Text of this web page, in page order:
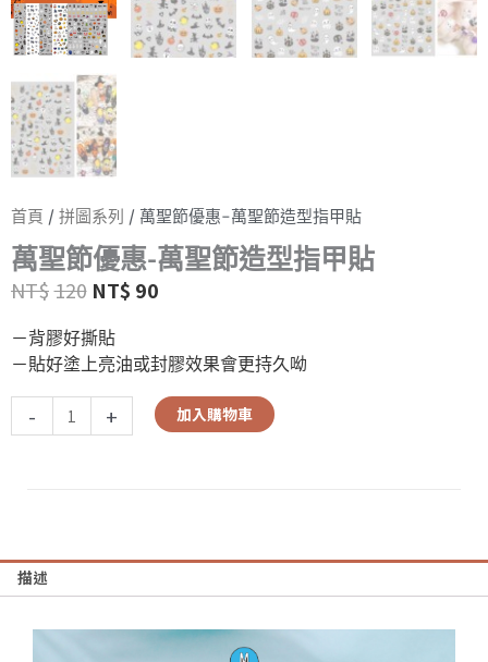
首頁 / 拼圖系列 / 萬聖節優惠-萬聖節造型指甲貼
萬聖節優惠-萬聖節造型指甲貼
NT$120 NT$ 90
－背膠好撕貼
－貼好塗上亮油或封膠效果會更持久呦
- + 加入購物車
描述